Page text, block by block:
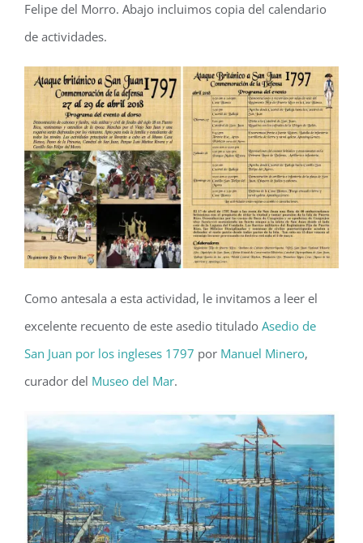
Felipe del Morro. Abajo incluimos copia del calendario
de actividades.
Como antesala a esta actividad, le invitamos a leer el
excelente recuento de este asedio titulado Asedio de
San Juan por los ingleses 1797 por Manuel Minero,
curador del Museo del Mar.